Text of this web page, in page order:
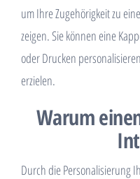
um Ihre Zugehörigkeit zu
zeigen. Sie können eine
oder Drucken
erzielen.
Warum
Durch die Personalisierung